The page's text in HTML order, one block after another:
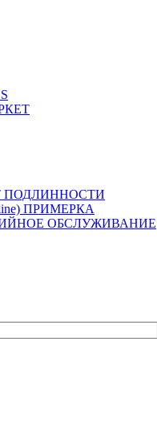
ПОДЛИННОСТИ
ПРИМЕРКА
ОБСЛУЖИВАНИЕ